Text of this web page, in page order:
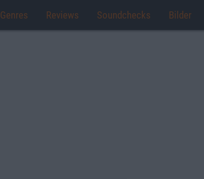
Genres Reviews Soundchecks Bilder